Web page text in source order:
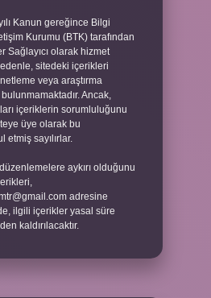
Kanun gereğince Bilgi
Kurumu (BTK) tarafından
Sağlayıcı olarak hizmet
sitedeki içerikleri
veya araştırma
Ancak,
içeriklerin sorumluluğunu
üye olarak bu
etmiş sayılırlar.
aykırı olduğunu
adresine
ilgili içerikler yasal süre
kaldırılacaktır.